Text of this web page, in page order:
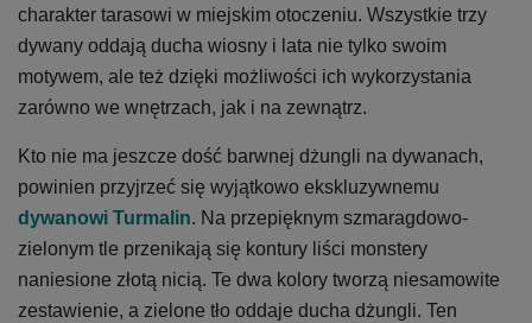
charakter tarasowi w miejskim otoczeniu. Wszystkie trzy
dywany oddają ducha wiosny i lata nie tylko swoim
motywem, ale też dzięki możliwości ich wykorzystania
zarówno we wnętrzach, jak i na zewnątrz.
Kto nie ma jeszcze dość barwnej dżungli na dywanach,
powinien przyjrzeć się wyjątkowo ekskluzywnemu
dywanowi Turmalin. Na przepięknym szmaragdowo-
zielonym tle przenikają się kontury liści monstery
naniesione złotą nicią. Te dwa kolory tworzą niesamowite
zestawienie, a zielone tło oddaje ducha dżungli. Ten